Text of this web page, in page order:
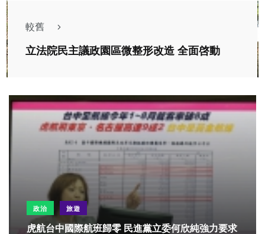
較舊
立法院民主議政園區微整形改造 全面啓動
政治 旅遊
虎航台中國際航班歸零 民進黨立委何欣純強力要求